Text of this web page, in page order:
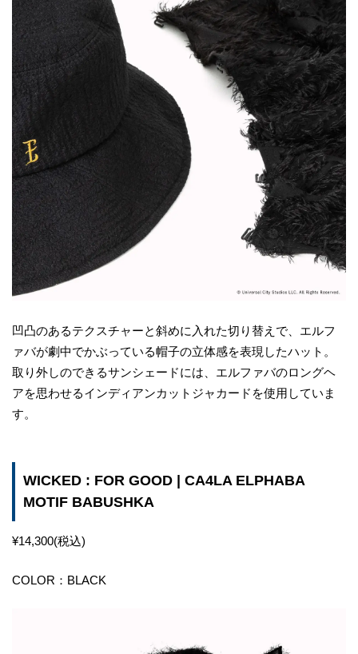
凹凸のあるテクスチャーと斜めに入れた切り替えで、エルフ
ァバが劇中でかぶっている帽子の立体感を表現したハット。
取り外しのできるサンシェードには、エルファバのロングヘ
アを思わせるインディアンカットジャカードを使用していま
す。
WICKED : FOR GOOD | CA4LA ELPHABA
MOTIF BABUSHKA
¥14,300(税込)
COLOR：BLACK